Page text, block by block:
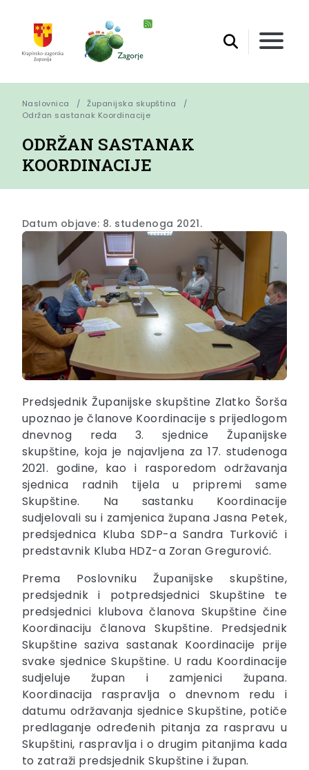
Naslovnica
Županijska skupština
Održan sastanak Koordinacije
ODRŽAN SASTANAK
KOORDINACIJE
Datum objave: 8. studenoga 2021.
Predsjednik Županijske skupštine Zlatko Šorša
upoznao je članove Koordinacije s prijedlogom
dnevnog reda 3. sjednice Županijske
skupštine, koja je najavljena za 17. studenoga
2021. godine, kao i rasporedom održavanja
sjednica radnih tijela u pripremi same
Skupštine. Na sastanku Koordinacije
sudjelovali su i zamjenica župana Jasna Petek,
predsjednica Kluba SDP-a Sandra Turković i
predstavnik Kluba HDZ-a Zoran Gregurović.
Prema Poslovniku Županijske skupštine,
predsjednik i potpredsjednici Skupštine te
predsjednici klubova članova Skupštine čine
Koordinaciju članova Skupštine. Predsjednik
Skupštine saziva sastanak Koordinacije prije
svake sjednice Skupštine. U radu Koordinacije
sudjeluje župan i zamjenici župana.
Koordinacija raspravlja o dnevnom redu i
datumu održavanja sjednice Skupštine, potiče
predlaganje određenih pitanja za raspravu u
Skupštini, raspravlja i o drugim pitanjima kada
to zatraži predsjednik Skupštine i župan.